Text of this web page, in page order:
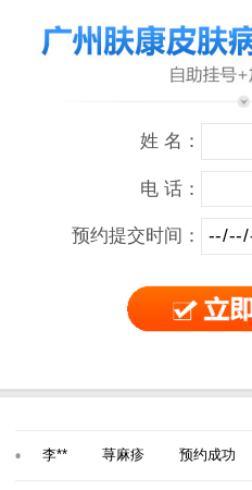
姓 名：
电 话：
预约提交时间：
白癜风 预约成功
青春痘 预约成功
柳** 疤 痕 预约成功
李** 荨麻疹 预约成功